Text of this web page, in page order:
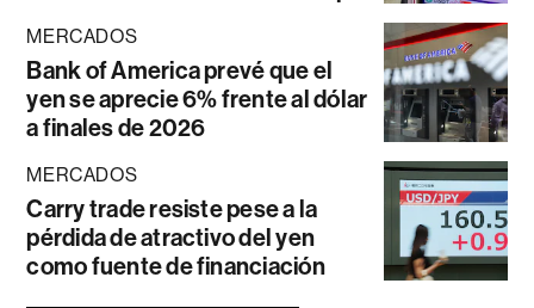
MERCADOS
Bank of America prevé que el
yen se aprecie 6% frente al dólar
a finales de 2026
MERCADOS
Carry trade resiste pese a la
pérdida de atractivo del yen
como fuente de financiación